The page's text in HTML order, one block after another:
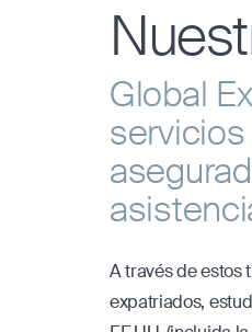
Global
A través de estos
expatriados,